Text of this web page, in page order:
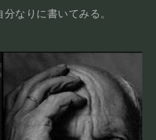
なりに書いてみる。